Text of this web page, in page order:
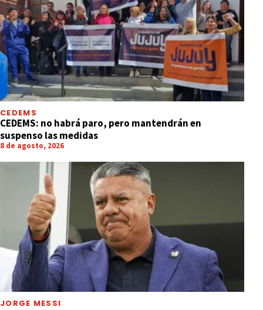
CEDEMS
CEDEMS: no habrá paro, pero mantendrán en
suspenso las medidas
8 de agosto, 2026
JORGE MESSI